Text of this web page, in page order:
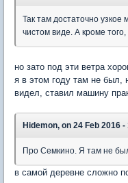
Так там достаточно
чистом виде. А кроме
но зато под эти ветра
я в этом году там не был,
видел, ставил машину
Hidemon, on 24 Feb 2016 -
Про Семкино. Я там не
в самой деревне сложно